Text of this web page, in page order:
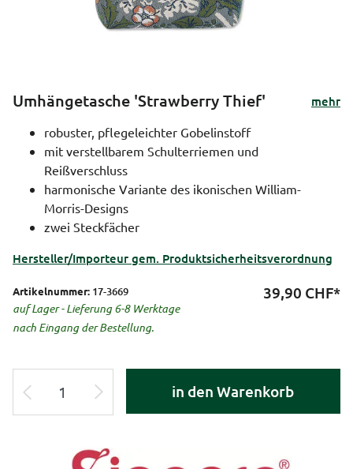
Umhängetasche 'Strawberry Thief'
mehr
robuster, pflegeleichter Gobelinstoff
mit verstellbarem Schulterriemen und
Reißverschluss
harmonische Variante des ikonischen William-
Morris-Designs
zwei Steckfächer
Hersteller/Importeur gem. Produktsicherheitsverordnung
Artikelnummer: 17-3669
auf Lager - Lieferung 6-8 Werktage
nach Eingang der Bestellung.
39,90 CHF*
in den Warenkorb